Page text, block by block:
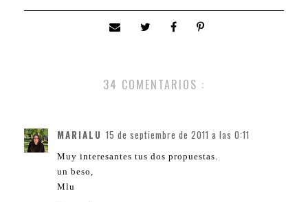
34 COMENTARIOS :
MARIALU 15 de septiembre de 2011 a las 0:11
Muy interesantes tus dos propuestas.
un beso,
Mlu